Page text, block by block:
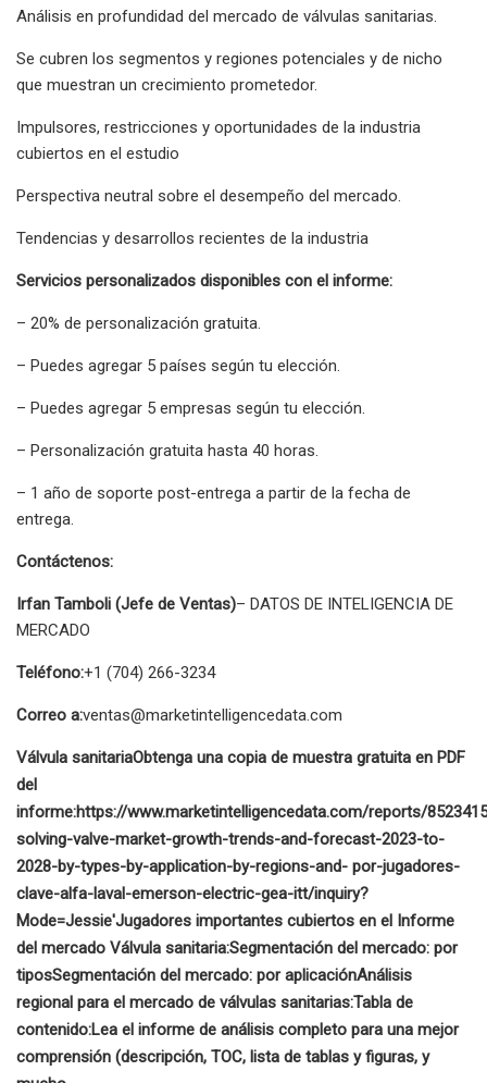
Análisis en profundidad del mercado de válvulas sanitarias.
Se cubren los segmentos y regiones potenciales y de nicho
que muestran un crecimiento prometedor.
Impulsores, restricciones y oportunidades de la industria
cubiertos en el estudio
Perspectiva neutral sobre el desempeño del mercado.
Tendencias y desarrollos recientes de la industria
Servicios personalizados disponibles con el informe:
– 20% de personalización gratuita.
– Puedes agregar 5 países según tu elección.
– Puedes agregar 5 empresas según tu elección.
– Personalización gratuita hasta 40 horas.
– 1 año de soporte post-entrega a partir de la fecha de
entrega.
Contáctenos:
Irfan Tamboli (Jefe de Ventas)– DATOS DE INTELIGENCIA DE
MERCADO
Teléfono:+1 (704) 266-3234
Correo a:ventas@marketintelligencedata.com
Válvula sanitariaObtenga una copia de muestra gratuita en PDF
del
informe:https://www.marketintelligencedata.com/reports/
solving-valve-market-growth-trends-and-forecast-2023-to-
2028-by-types-by-application-by-regions-and- por-jugadores-
clave-alfa-laval-emerson-electric-gea-itt/inquiry?
Mode=Jessie'Jugadores importantes cubiertos en el Informe
del mercado Válvula sanitaria:Segmentación del mercado: por
tiposSegmentación del mercado: por aplicaciónAnálisis
regional para el mercado de válvulas sanitarias:Tabla de
contenido:Lea el informe de análisis completo para una mejor
comprensión (descripción, TOC, lista de tablas y figuras, y